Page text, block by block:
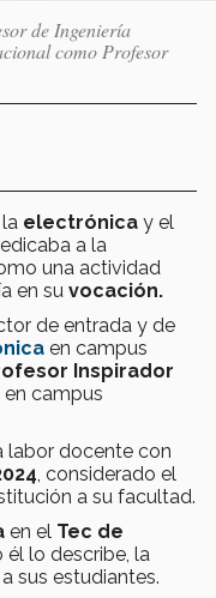
de Ingeniería
como Profesor
electrónica y el
a la
una actividad
en su vocación.
de entrada y de
en campus
Inspirador
en campus
labor docente con
, considerado el
a su facultad.
en el Tec de
lo describe, la
sus estudiantes.